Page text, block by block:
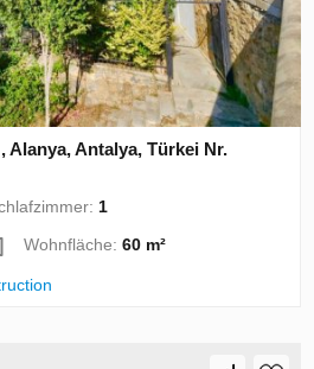
Alanya, Antalya, Türkei Nr.
1
Wohnfläche:60 m²